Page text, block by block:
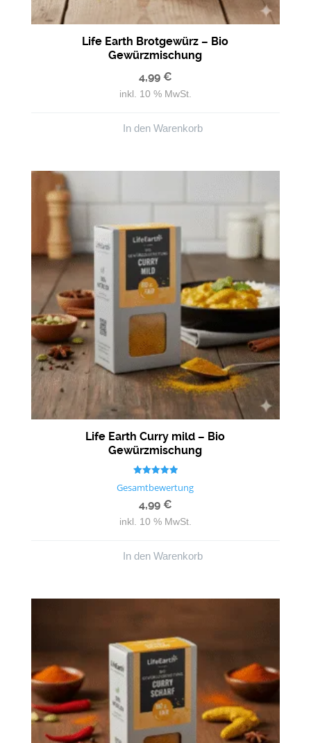
Life Earth Brotgewürz – Bio
Gewürzmischung
4,99 €
inkl. 10 % MwSt.
In den Warenkorb
Life Earth Curry mild – Bio
Gewürzmischung
5.00
Gesamtbewertung
4,99 €
inkl. 10 % MwSt.
In den Warenkorb